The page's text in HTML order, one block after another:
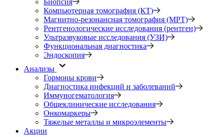
Биопсия
Компьютерная томография (КТ)
Магнитно-резонансная томография (МРТ)
Рентгенологические исследования (рентген)
Ультразвуковые исследования (УЗИ)
Функциональная диагностика
Эндоскопия
Анализы
Гормоны крови
Диагностика инфекций и заболеваний
Иммуногематология
Общеклинические исследования
Онкомаркеры
Тяжелые металлы и микроэлементы
Акции